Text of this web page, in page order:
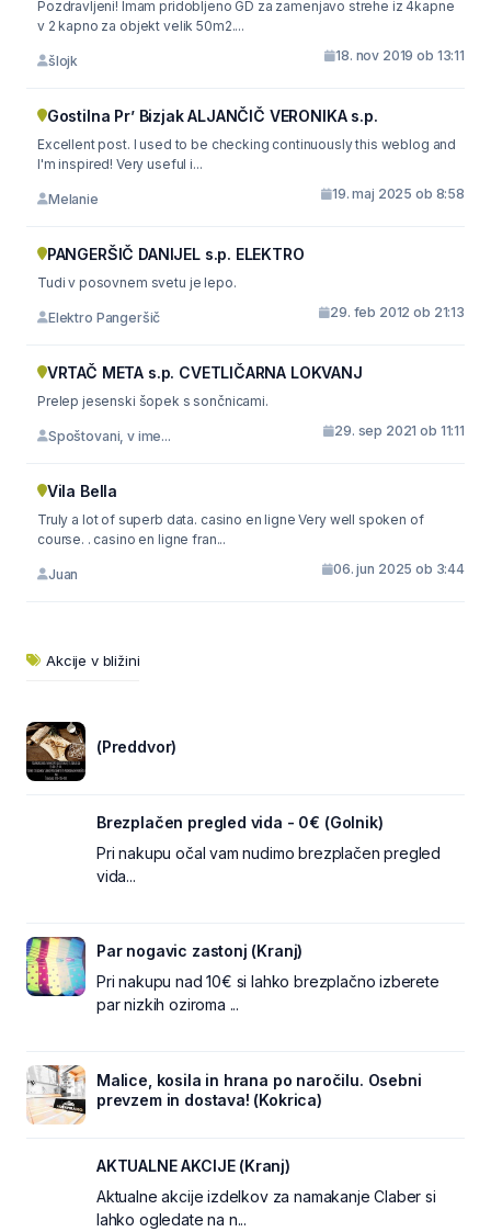
Pozdravljeni! Imam pridobljeno GD za zamenjavo strehe iz 4kapne
v 2 kapno za objekt velik 50m2....
šlojk 18. nov 2019 ob 13:11
Gostilna Pr’ Bizjak ALJANČIČ VERONIKA s.p.
Excellent post. I used to be checking continuously this weblog and
I'm inspired! Very useful i...
Melanie 19. maj 2025 ob 8:58
PANGERŠIČ DANIJEL s.p. ELEKTRO
Tudi v posovnem svetu je lepo.
Elektro Pangeršič 29. feb 2012 ob 21:13
VRTAČ META s.p. CVETLIČARNA LOKVANJ
Prelep jesenski šopek s sončnicami.
Spoštovani, v ime... 29. sep 2021 ob 11:11
Vila Bella
Truly a lot of superb data. casino en ligne Very well spoken of
course. . casino en ligne fran...
Juan 06. jun 2025 ob 3:44
Akcije v bližini
(Preddvor)
Brezplačen pregled vida - 0€ (Golnik)
Pri nakupu očal vam nudimo brezplačen pregled
vida...
Par nogavic zastonj (Kranj)
Pri nakupu nad 10€ si lahko brezplačno izberete
par nizkih oziroma ...
Malice, kosila in hrana po naročilu. Osebni
prevzem in dostava! (Kokrica)
AKTUALNE AKCIJE (Kranj)
Aktualne akcije izdelkov za namakanje Claber si
lahko ogledate na n...